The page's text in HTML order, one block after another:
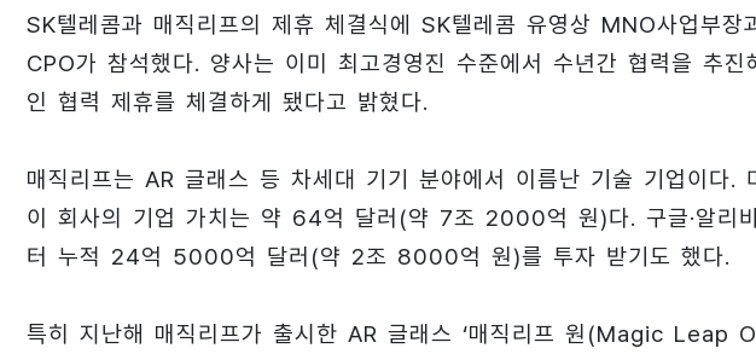
SK텔레콤과 매직리프의 제휴 체결식에 SK텔레콤 유영상 MNO사업부
CPO가 참석했다. 양사는 이미 최고경영진 수준에서 수년간 협력을 추
인 협력 제휴를 체결하게 됐다고 밝혔다.
매직리프는 AR 글래스 등 차세대 기기 분야에서 이름난 기술 기업이다.
이 회사의 기업 가치는 약 64억 달러(약 7조 2000억 원)다. 구글·알리
터 누적 24억 5000억 달러(약 2조 8000억 원)를 투자 받기도 했다.
특히 지난해 매직리프가 출시한 AR 글래스 ‘매직리프 원(Magic Leap